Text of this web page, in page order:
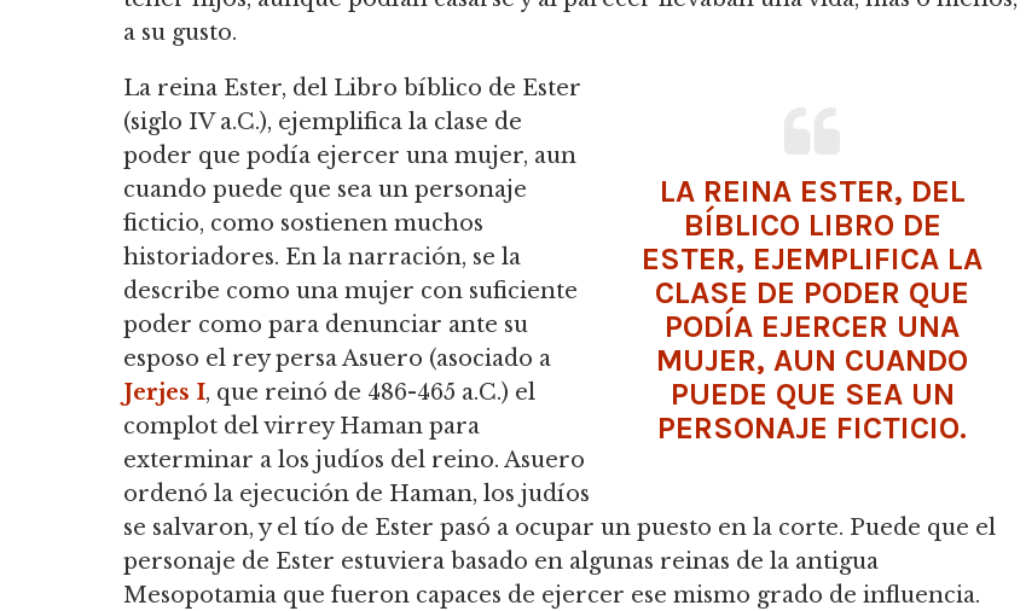
a su gusto.
LA REINA ESTER, DEL
BÍBLICO LIBRO DE
ESTER, EJEMPLIFICA LA
CLASE DE PODER QUE
PODÍA EJERCER UNA
MUJER, AUN CUANDO
PUEDE QUE SEA UN
PERSONAJE FICTICIO.
La reina Ester, del Libro bíblico de Ester
(siglo IV a.C.), ejemplifica la clase de
poder que podía ejercer una mujer, aun
cuando puede que sea un personaje
ficticio, como sostienen muchos
historiadores. En la narración, se la
describe como una mujer con suficiente
poder como para denunciar ante su
esposo el rey persa Asuero (asociado a
Jerjes I, que reinó de 486-465 a.C.) el
complot del virrey Haman para
exterminar a los judíos del reino. Asuero
ordenó la ejecución de Haman, los judíos
se salvaron, y el tío de Ester pasó a ocupar un puesto en la corte. Puede que el
personaje de Ester estuviera basado en algunas reinas de la antigua
Mesopotamia que fueron capaces de ejercer ese mismo grado de influencia.